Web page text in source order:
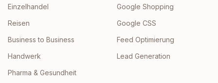
Einzelhandel
Reisen
Business to Business
Handwerk
Pharma & Gesundheit
Google Shopping
Google CSS
Feed Optimierung
Lead Generation